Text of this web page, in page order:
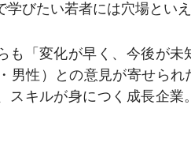
学びたい若者には穴場といえ
「変化が早く、今後が未
男性）との意見が寄せら
スキルが身につく成長企